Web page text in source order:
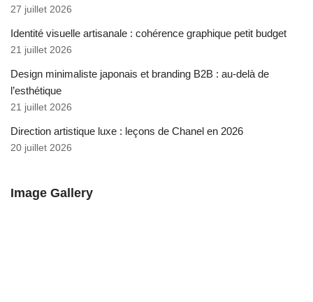
27 juillet 2026
Identité visuelle artisanale : cohérence graphique petit budget
21 juillet 2026
Design minimaliste japonais et branding B2B : au-delà de
l’esthétique
21 juillet 2026
Direction artistique luxe : leçons de Chanel en 2026
20 juillet 2026
Image Gallery